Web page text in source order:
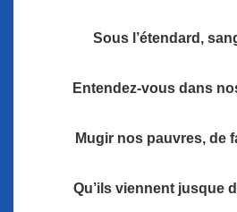
Sous l’étendard,
Entendez-vous dans
Mugir nos pauvres, de
Qu’ils viennent jusque